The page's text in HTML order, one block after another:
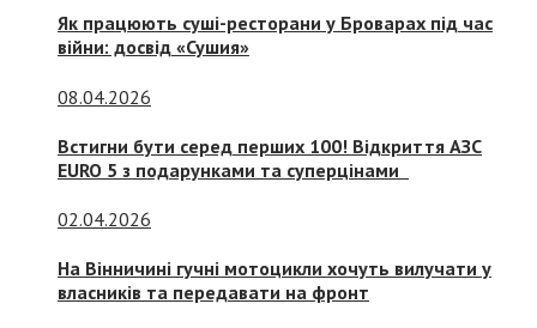
Як працюють суші-ресторани у Броварах під час
війни: досвід «Сушия»
08.04.2026
Встигни бути серед перших 100! Відкриття АЗС
EURO 5 з подарунками та суперцінами
02.04.2026
На Вінничині гучні мотоцикли хочуть вилучати у
власників та передавати на фронт